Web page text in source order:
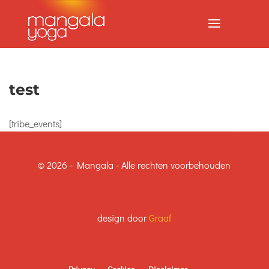
test
[tribe_events]
© 2026 - Mangala - Alle rechten voorbehouden
design doorGraaf